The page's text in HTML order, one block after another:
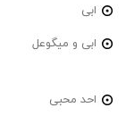
ابی
ابی و میگوعل
احد محبی